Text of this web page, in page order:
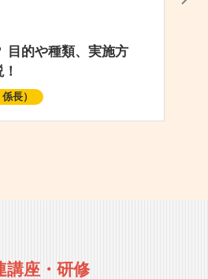
目的や種類、実施方
長）
講座・研修